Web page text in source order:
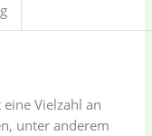
Vielzahl an
unter anderem